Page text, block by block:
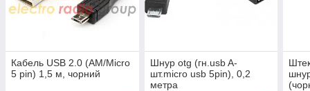
Кабель USB 2.0 (AM/Micro
5 pin) 1,5 м, чорний
Шнур otg (гн.usb A-
шт.micro usb 5pin), 0,2
метра